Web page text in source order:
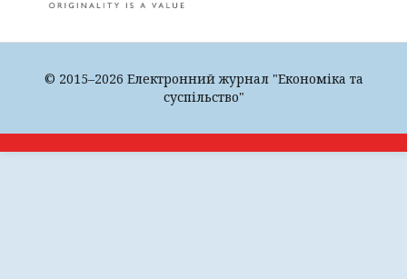
© 2015–2026 Електронний журнал "Економіка та
суспільство"